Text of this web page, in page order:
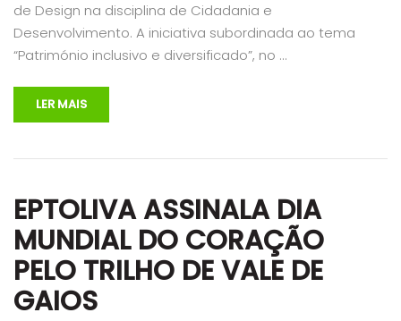
de Design na disciplina de Cidadania e
Desenvolvimento. A iniciativa subordinada ao tema
“Património inclusivo e diversificado”, no …
LER MAIS
EPTOLIVA ASSINALA DIA
MUNDIAL DO CORAÇÃO
PELO TRILHO DE VALE DE
GAIOS